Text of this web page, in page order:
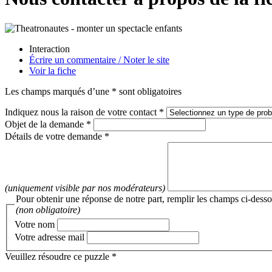
Interaction
Écrire un commentaire / Noter le site
Voir la fiche
Les champs marqués d’une * sont obligatoires
Indiquez nous la raison de votre contact *
Objet de la demande *
Détails de votre demande *
(uniquement visible par nos modérateurs)
Pour obtenir une réponse de notre part, remplir les champs ci-
(non obligatoire)
Votre nom
Votre adresse mail
Veuillez résoudre ce puzzle *